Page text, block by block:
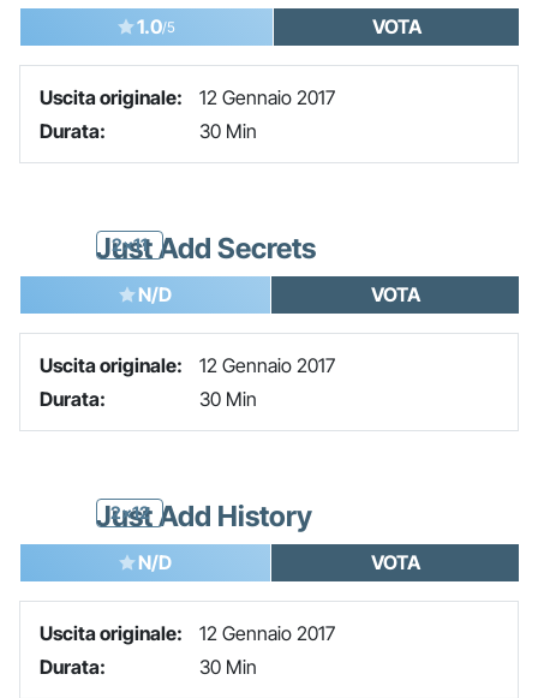
1.0/5 VOTA
Uscita originale:
12 Gennaio 2017
Durata:
30 Min
2x11
Just Add Secrets
N/D VOTA
Uscita originale:
12 Gennaio 2017
Durata:
30 Min
2x12
Just Add History
N/D VOTA
Uscita originale:
12 Gennaio 2017
Durata:
30 Min